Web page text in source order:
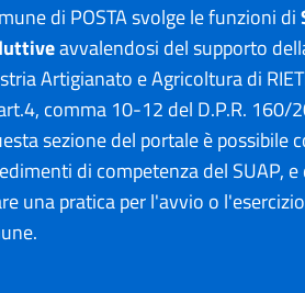
di POSTA svolge le funzioni di
avvalendosi del supporto
Artigianato e Agricoltura di
comma 10-12 del D.P.R. 160/
sezione del portale è possibile
di competenza del SUAP,
una pratica per l'avvio o